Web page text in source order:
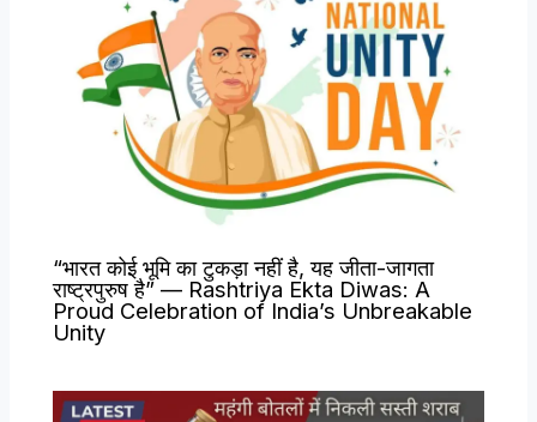
“भारत कोई भूमि का टुकड़ा नहीं है, यह जीता-जागता
राष्ट्रपुरुष है” — Rashtriya Ekta Diwas: A
Proud Celebration of India’s Unbreakable
Unity